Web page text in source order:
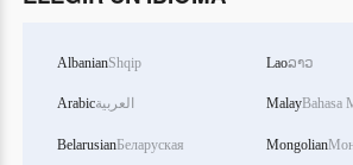
AlbanianShqip
Arabicالعربية
BelarusianБеларуская
Laoລາວ
MalayBahasa
Mongolian